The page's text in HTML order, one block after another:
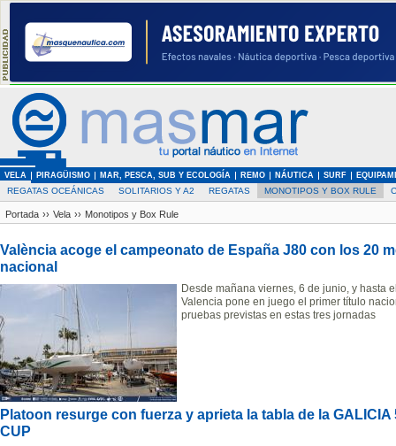
VELA PIRAGÜISMO MAR, PESCA, SUB Y ECOLOGÍA REMO NÁUTICA SURF
REGATAS OCEÁNICAS SOLITARIOS Y A2 REGATAS MONOTIPOS Y BOX RULE
Portada ›› Vela ›› Monotipos y Box Rule
València acoge el campeonato de España J80 con los 20
nacional
Desde mañana viernes, 6 de junio, y hasta
Valencia pone en juego el primer título
pruebas previstas en estas tres jornadas
Platoon resurge con fuerza y aprieta la tabla de la GALICIA
CUP